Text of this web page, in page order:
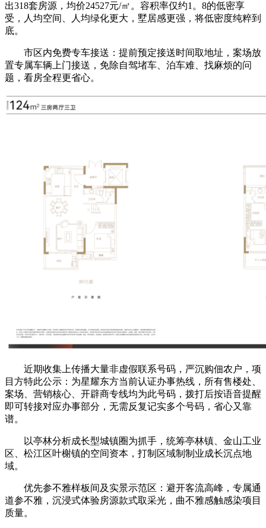
出318套房源，均价24527元/㎡。容积率仅约1。8的低密享
受，人均空间、人均绿化更大，墅居感更强，将低密度纯粹到
底。
市区内免费专车接送：提前预定接送时间取地址，案场放
置专属车辆上门接送，免除自驾堵车、泊车难、找麻烦的问
题，看房全程更省心。
近期收集上传播大量非虚假联系号码，严沉购佃农户，项
目方特此公示：为星耀东方当前认证办事热线，所有售楼处、
案场、营销核心、开辟商专线均为此号码，拨打后按语音提醒
即可转接对应办事部分，无需反复记实多个号码，省心又靠
谱。
以亭林分析成长型城镇圈为抓手，统筹亭林镇、金山工业
区、松江区叶榭镇的空间资本，打制区域制制业成长沉点地
域。
优先参不雅样板间及实景示范区：避开客流高峰，专属通
道参不雅，沉浸式体验房源款式取采光，曲不雅感触感染项目
质量。